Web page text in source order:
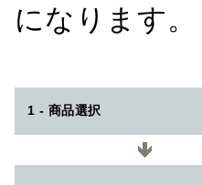
になります。
1 - 商品選択